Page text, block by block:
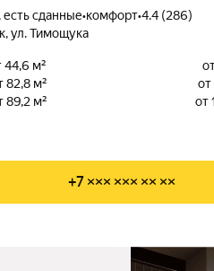
есть сданные•комфорт•4.4 (286)
ул. Тимощука
44,6 м²
82,8 м²
от
89,2 м²
от
+7 ××× ××× ×× ××